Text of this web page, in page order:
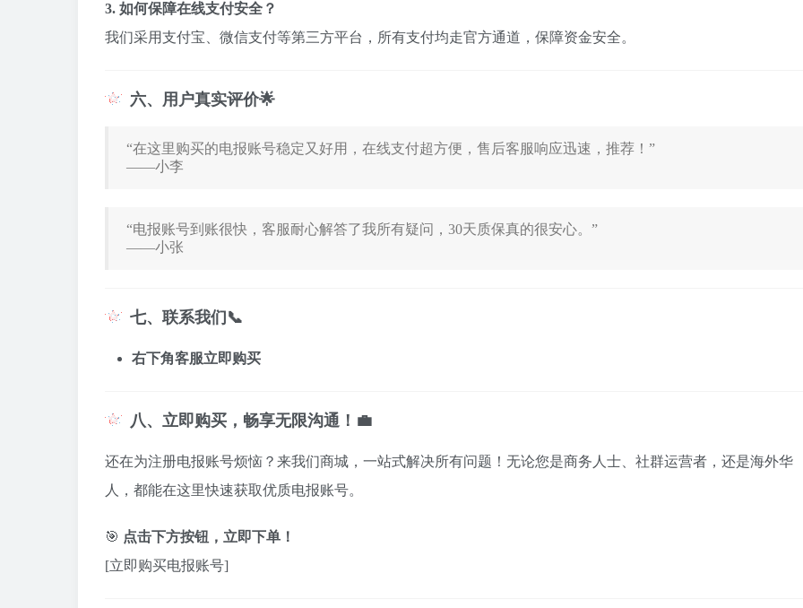
3. 如何保障在线支付安全？
我们采用支付宝、微信支付等第三方平台，所有支付均走官方通道，保障资金安全。
六、用户真实评价🌟
“在这里购买的电报账号稳定又好用，在线支付超方便，售后客服响应迅速，推荐！”
——小李
“电报账号到账很快，客服耐心解答了我所有疑问，30天质保真的很安心。”
——小张
七、联系我们📞
右下角客服立即购买
八、立即购买，畅享无限沟通！💼
还在为注册电报账号烦恼？来我们商城，一站式解决所有问题！无论您是商务人士、社群运营者，还是海外华
人，都能在这里快速获取优质电报账号。
🎯 点击下方按钮，立即下单！
[立即购买电报账号]